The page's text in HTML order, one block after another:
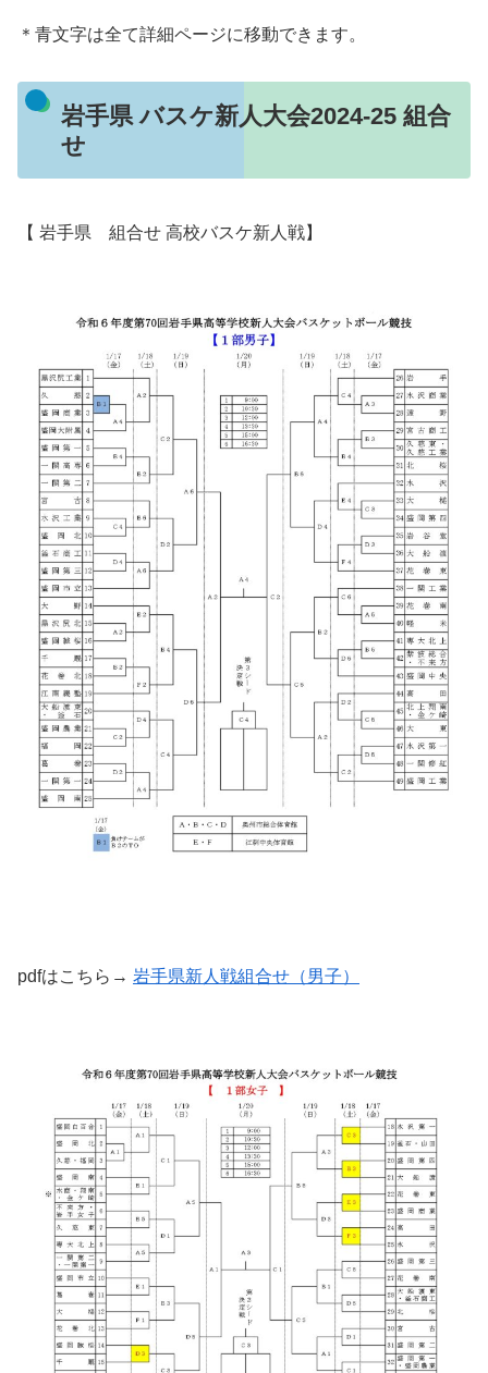
＊青文字は全て詳細ページに移動できます。
岩手県 バスケ新人大会2024-25 組合
せ
【 岩手県 組合せ 高校バスケ新人戦】
pdfはこちら→ 岩手県新人戦組合せ（男子）